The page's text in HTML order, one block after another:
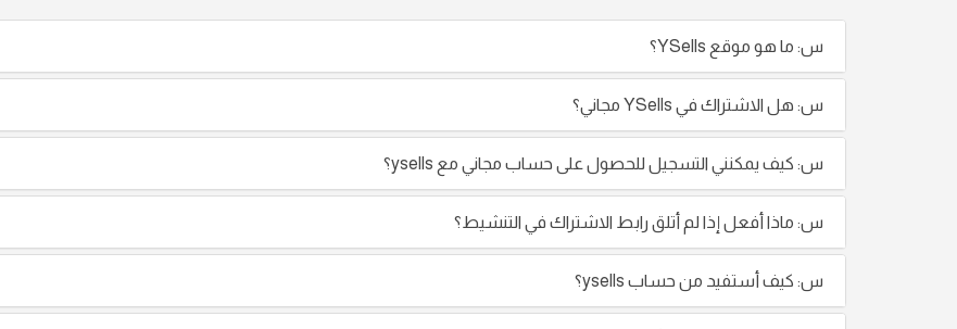
س: ما هو موقع YSells؟
س: هل الاشتراك في YSells مجاني؟
س: كيف يمكنني التسجيل للحصول على حساب مجاني مع ysells؟
س: ماذا أفعل إذا لم أتلق رابط الاشتراك في التنشيط؟
س: كيف أستفيد من حساب ysells؟